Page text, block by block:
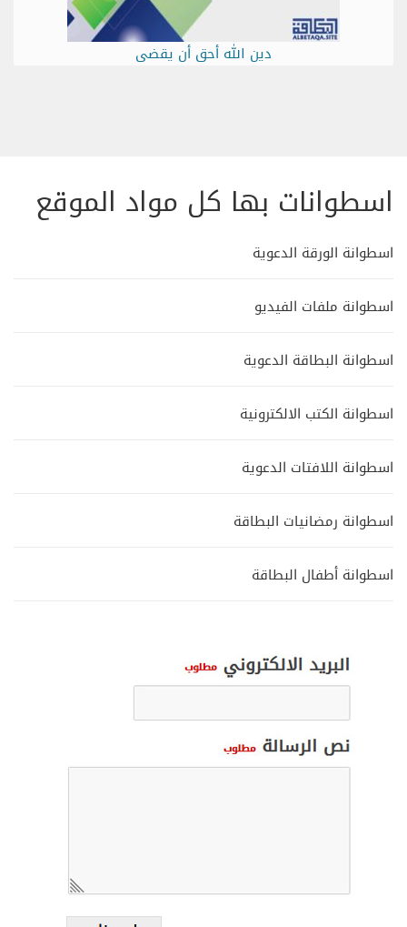
دين الله أحق أن يقضى
اسطوانات بها كل مواد الموقع
اسطوانة الورقة الدعوية
اسطوانة ملفات الفيديو
اسطوانة البطاقة الدعوية
اسطوانة الكتب الالكترونية
اسطوانة اللافتات الدعوية
اسطوانة رمضانيات البطاقة
اسطوانة أطفال البطاقة